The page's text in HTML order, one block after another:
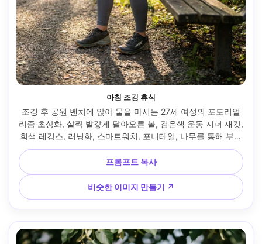
아침 조깅 휴식
조깅 후 공원 벤치에 앉아 물을 마시는 27세 여성의 포토리얼
리즘 초상화, 살짝 발갛게 달아오른 볼, 검은색 운동 지퍼 재킷,
회색 레깅스, 러닝화, 스마트워치, 포니테일, 나무를 통해 부드
러운 햇빛이 비치는 이른 아침의 시원한 빛, 소니 A7R V,
35mm f/1.8, 벤치와 길이 보이는 환경 초상화, 3분의 규칙 구
도, 상큼하고 활기찬 분위기, 사실적인 땀 광택, 자연스러운 그
림자, 고해상도, 선명한 초점, 깔끔한 현대적인 색상 등급 --ar
4:5
프롬프트 복사
비슷한 이미지 만들기 ↗